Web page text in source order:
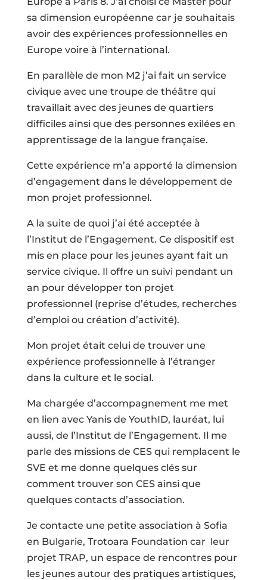
sa dimension européenne car je souhaitais
avoir des expériences professionnelles en
Europe voire à l’international.
En parallèle de mon M2 j’ai fait un service
civique avec une troupe de théâtre qui
travaillait avec des jeunes de quartiers
difficiles ainsi que des personnes exilées en
apprentissage de la langue française.
Cette expérience m’a apporté la dimension
d’engagement dans le développement de
mon projet professionnel.
A la suite de quoi j’ai été acceptée à
l’Institut de l’Engagement. Ce dispositif est
mis en place pour les jeunes ayant fait un
service civique. Il offre un suivi pendant un
an pour développer ton projet
professionnel (reprise d’études, recherches
d’emploi ou création d’activité).
Mon projet était celui de trouver une
expérience professionnelle à l’étranger
dans la culture et le social.
Ma chargée d’accompagnement me met
en lien avec Yanis de YouthID, lauréat, lui
aussi, de l’Institut de l’Engagement. Il me
parle des missions de CES qui remplacent le
SVE et me donne quelques clés sur
comment trouver son CES ainsi que
quelques contacts d’association.
Je contacte une petite association à Sofia
en Bulgarie, Trotoara Foundation car leur
projet TRAP, un espace de rencontres pour
les jeunes autour des pratiques artistiques,